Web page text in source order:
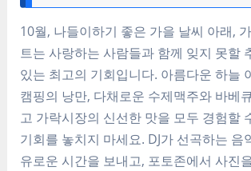
10월, 나들이하기 좋은 가을 날씨 아래,
트는 사랑하는 사람들과 함께 잊지 못할
있는 최고의 기회입니다. 아름다운 하늘
캠핑의 낭만, 다채로운 수제맥주와 바베
고 가락시장의 신선한 맛을 모두 경험할
기회를 놓치지 마세요. DJ가 선곡하는 음
유로운 시간을 보내고, 포토존에서 사진